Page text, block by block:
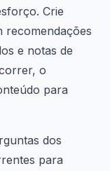
Crie
recomendações
e notas de
o
para
dos
para